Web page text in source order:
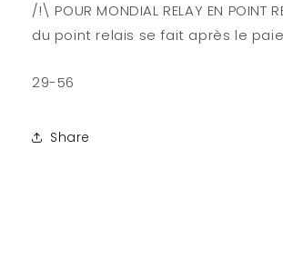
/!\ POUR MONDIAL RELAY EN POINT
du point relais se fait après le
29-56
Share